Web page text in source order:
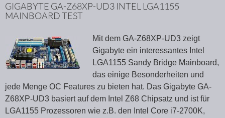
GIGABYTE GA-Z68XP-UD3 INTEL LGA1155
MAINBOARD TEST
Mit dem GA-Z68XP-UD3 zeigt
Gigabyte ein interessantes Intel
LGA1155 Sandy Bridge Mainboard,
das einige Besonderheiten und
jede Menge OC Features zu bieten hat. Das Gigabyte GA-
Z68XP-UD3 basiert auf dem Intel Z68 Chipsatz und ist für
LGA1155 Prozessoren wie z.B. den Intel Core i7-2700K,